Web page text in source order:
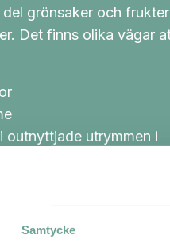
Samtycke
grönsaker och
Det finns olika vägar
outnyttjade utrymmen i
hyreshus
åtgärder främja ett
livsmedelsproduktion
varor, skapar